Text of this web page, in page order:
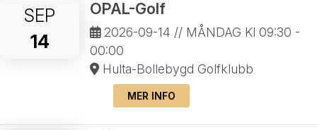
SEP
14
OPAL-Golf
2026-09-14 // MÅNDAG Kl 09:30 -
00:00
Hulta-Bollebygd Golfklubb
MER INFO